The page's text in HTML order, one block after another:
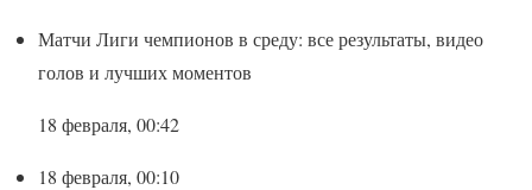
Матчи Лиги чемпионов в среду: все результаты, видео
голов и лучших моментов
18 февраля, 00:42
18 февраля, 00:10